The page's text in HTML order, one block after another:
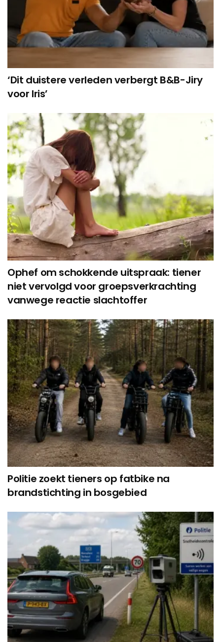
‘Dit duistere verleden verbergt B&B-Jiry
voor Iris’
Ophef om schokkende uitspraak: tiener
niet vervolgd voor groepsverkrachting
vanwege reactie slachtoffer
Politie zoekt tieners op fatbike na
brandstichting in bosgebied